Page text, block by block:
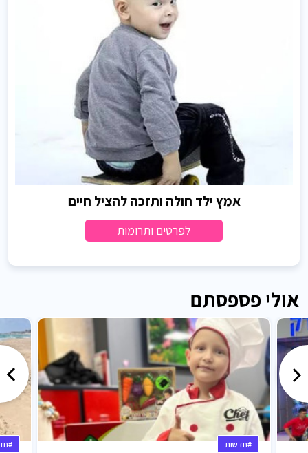
אמץ ילד חולה ותזכה להציל חיים
לפרטים ותרומות
אולי פספסתם
#חדשות